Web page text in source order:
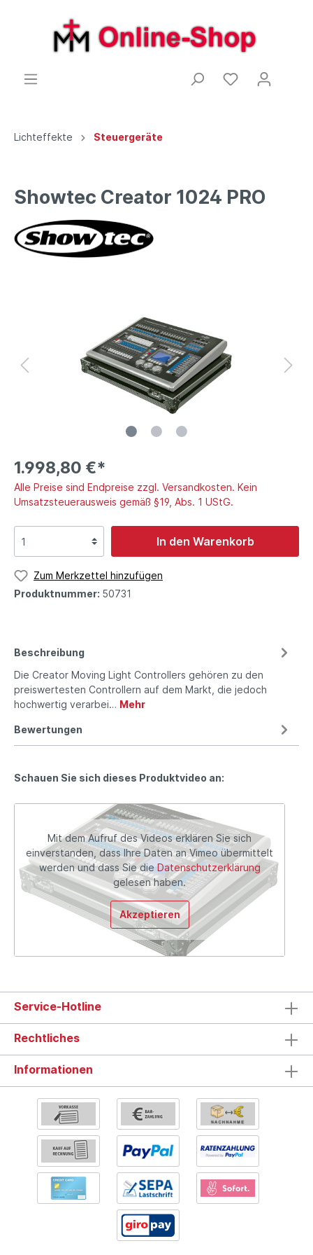
Lichteffekte Steuergeräte
Showtec Creator 1024 PRO
1.998,80 €*
Alle Preise sind Endpreise zzgl. Versandkosten. Kein
Umsatzsteuerausweis gemäß §19, Abs. 1 UStG.
In den Warenkorb
Zum Merkzettel hinzufügen
Produktnummer: 50731
Beschreibung
Die Creator Moving Light Controllers gehören zu den
preiswertesten Controllern auf dem Markt, die jedoch
hochwertig verarbei… Mehr
Bewertungen
Schauen Sie sich dieses Produktvideo an:
Mit dem Aufruf des Videos erklären Sie sich
einverstanden, dass Ihre Daten an Vimeo übermittelt
werden und dass Sie die Datenschutzerklärung
gelesen haben.
Akzeptieren
Service-Hotline
Rechtliches
Informationen